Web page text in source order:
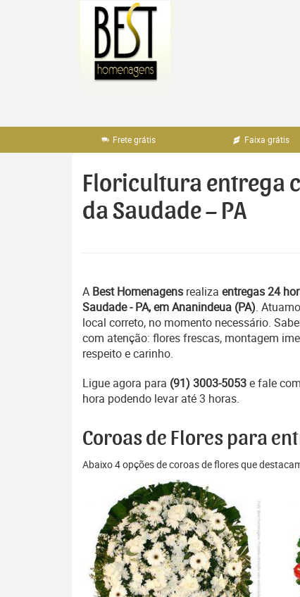
Frete grátis Faixa grátis
Floricultura entrega
da Saudade – PA
A Best Homenagens realiza entregas 24
Saudade - PA, em Ananindeua (PA).
local correto, no momento necessário.
com atenção: flores frescas, montagem
respeito e carinho.
Ligue agora para (91) 3003-5053e fale
hora podendo levar até 3 horas.
Coroas de Flores para
Abaixo 4 opções de coroas de flores que